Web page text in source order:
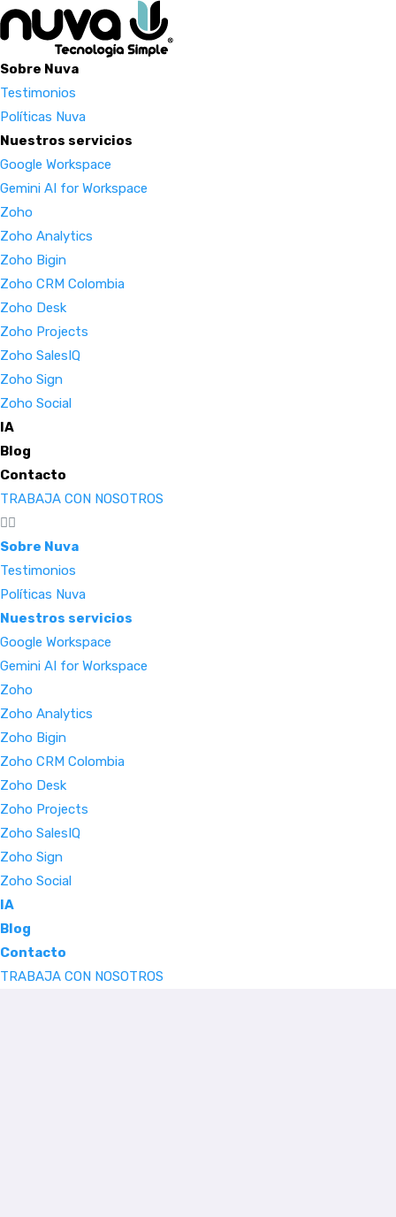
Sobre Nuva
Testimonios
Políticas Nuva
Nuestros servicios
Google Workspace
Gemini AI for Workspace
Zoho
Zoho Analytics
Zoho Bigin
Zoho CRM Colombia
Zoho Desk
Zoho Projects
Zoho SalesIQ
Zoho Sign
Zoho Social
IA
Blog
Contacto
TRABAJA CON NOSOTROS
Sobre Nuva
Testimonios
Políticas Nuva
Nuestros servicios
Google Workspace
Gemini AI for Workspace
Zoho
Zoho Analytics
Zoho Bigin
Zoho CRM Colombia
Zoho Desk
Zoho Projects
Zoho SalesIQ
Zoho Sign
Zoho Social
IA
Blog
Contacto
TRABAJA CON NOSOTROS